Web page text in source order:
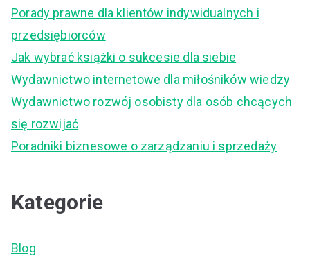
Porady prawne dla klientów indywidualnych i
przedsiębiorców
Jak wybrać książki o sukcesie dla siebie
Wydawnictwo internetowe dla miłośników wiedzy
Wydawnictwo rozwój osobisty dla osób chcących
się rozwijać
Poradniki biznesowe o zarządzaniu i sprzedaży
Kategorie
Blog